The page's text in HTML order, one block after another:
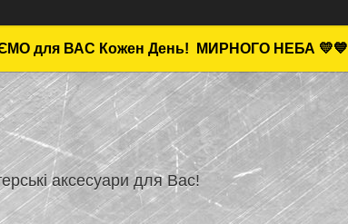
для ВАС Кожен День! МИРНОГО НЕБА 💛💙
аксесуари для Вас!